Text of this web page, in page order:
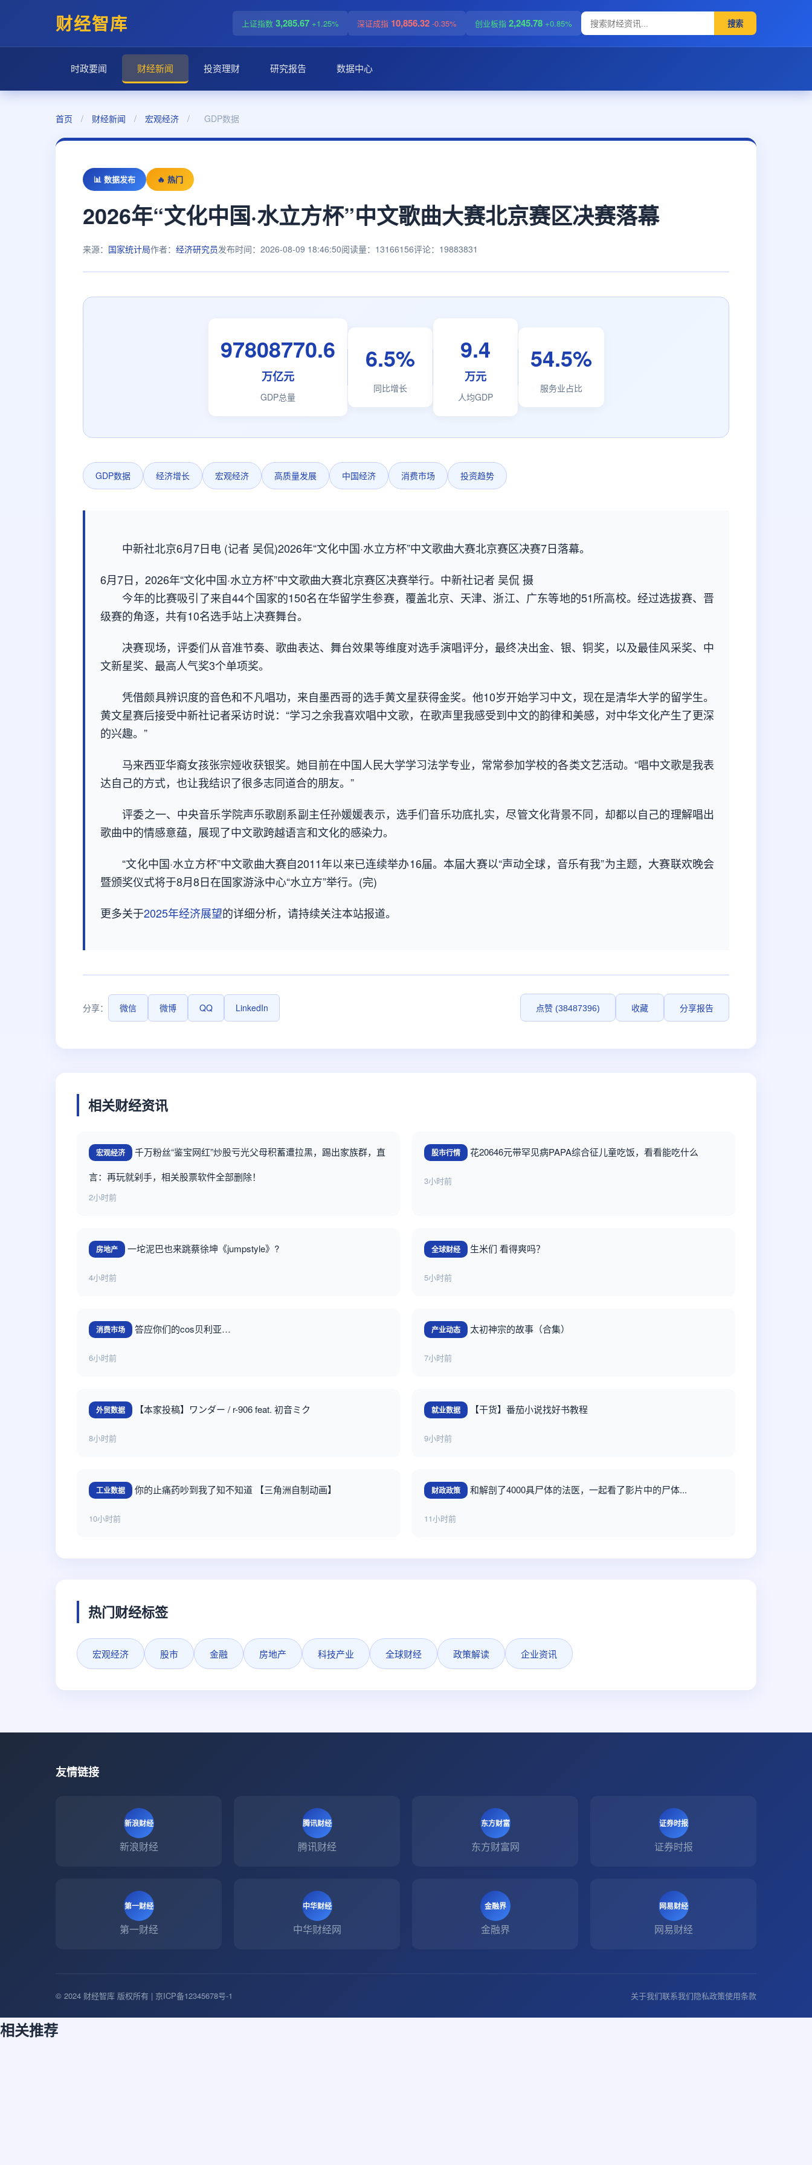
财经智库 上证指数 3,285.67 +1.25% 深证成指 10,856.32 -0.35% 创业板指 2,245.78 +0.85% 搜索
时政要闻 财经新闻 投资理财 研究报告 数据中心
首页 / 财经新闻 / 宏观经济 / GDP数据
📊 数据发布 🔥 热门
2026年“文化中国·水立方杯”中文歌曲大赛北京赛区决赛落幕
来源： 国家统计局作者： 经济研究员发布时间：2026-08-09 18:46:50阅读量：13166156评论：19883831
97808770.6
万亿元
GDP总量
6.5%
同比增长
9.4
万元
人均GDP
54.5%
服务业占比
GDP数据 经济增长 宏观经济 高质量发展 中国经济 消费市场 投资趋势
中新社北京6月7日电 (记者 吴侃)2026年“文化中国·水立方杯”中文歌曲大赛北京赛区决赛7日落幕。
6月7日，2026年“文化中国·水立方杯”中文歌曲大赛北京赛区决赛举行。中新社记者 吴侃 摄
今年的比赛吸引了来自44个国家的150名在华留学生参赛，覆盖北京、天津、浙江、广东等地的51所高校。经过选拔赛、晋
级赛的角逐，共有10名选手站上决赛舞台。
决赛现场，评委们从音准节奏、歌曲表达、舞台效果等维度对选手演唱评分，最终决出金、银、铜奖，以及最佳风采奖、中
文新星奖、最高人气奖3个单项奖。
凭借颇具辨识度的音色和不凡唱功，来自墨西哥的选手黄文星获得金奖。他10岁开始学习中文，现在是清华大学的留学生。
黄文星赛后接受中新社记者采访时说：“学习之余我喜欢唱中文歌，在歌声里我感受到中文的韵律和美感，对中华文化产生了更深
的兴趣。”
马来西亚华裔女孩张宗娅收获银奖。她目前在中国人民大学学习法学专业，常常参加学校的各类文艺活动。“唱中文歌是我表
达自己的方式，也让我结识了很多志同道合的朋友。”
评委之一、中央音乐学院声乐歌剧系副主任孙媛媛表示，选手们音乐功底扎实，尽管文化背景不同，却都以自己的理解唱出
歌曲中的情感意蕴，展现了中文歌跨越语言和文化的感染力。
“文化中国·水立方杯”中文歌曲大赛自2011年以来已连续举办16届。本届大赛以“声动全球，音乐有我”为主题，大赛联欢晚会
暨颁奖仪式将于8月8日在国家游泳中心“水立方”举行。(完)
更多关于2025年经济展望的详细分析，请持续关注本站报道。
分享： 微信 微博 QQ LinkedIn 点赞 (38487396) 收藏 分享报告
相关财经资讯
宏观经济
千万粉丝“鉴宝网红”炒股亏光父母积蓄遭拉黑，踢出家族群，直
言：再玩就剁手，相关股票软件全部删除！
2小时前
股市行情 花20646元带罕见病PAPA综合征儿童吃饭，看看能吃什么
3小时前
房地产 一坨泥巴也来跳蔡徐坤《jumpstyle》?
4小时前
全球财经 生米们 看得爽吗？
5小时前
消费市场 答应你们的cos贝利亚…
6小时前
产业动态 太初神宗的故事（合集）
7小时前
外贸数据 【本家投稿】ワンダー / r-906 feat. 初音ミク
8小时前
就业数据 【干货】番茄小说找好书教程
9小时前
工业数据 你的止痛药吵到我了知不知道 【三角洲自制动画】
10小时前
财政政策 和解剖了4000具尸体的法医，一起看了影片中的尸体...
11小时前
热门财经标签
宏观经济 股市 金融 房地产 科技产业 全球财经 政策解读 企业资讯
友情链接
新浪财经
新浪财经
腾讯财经
腾讯财经
东方财富
东方财富网
证券时报
证券时报
第一财经
第一财经
中华财经
中华财经网
金融界
金融界
网易财经
网易财经
© 2024 财经智库 版权所有 | 京ICP备12345678号-1 关于我们联系我们隐私政策使用条款
相关推荐